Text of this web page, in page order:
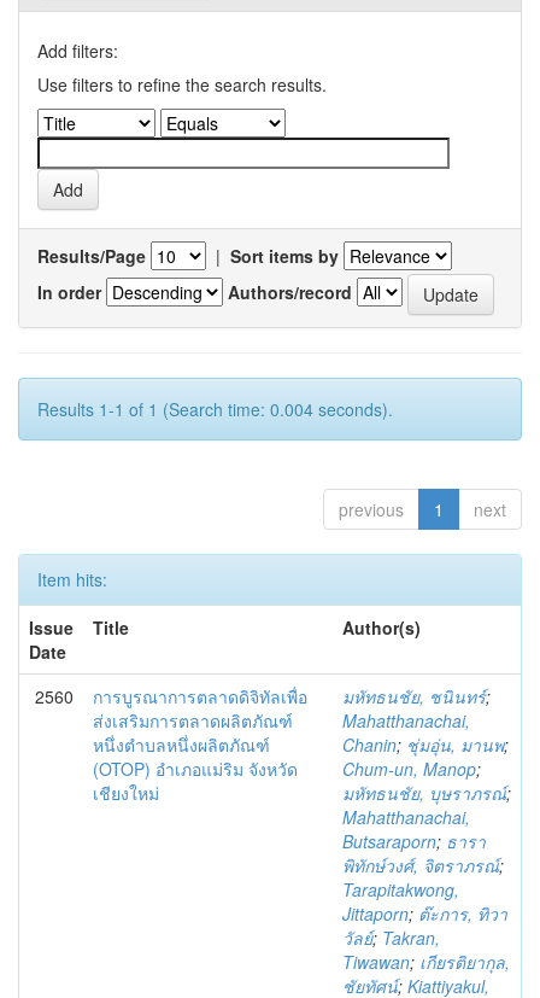
Add filters:
Use filters to refine the search results.
Results/Page | Sort items by
In order
Authors/record
Results 1-1 of 1 (Search time: 0.004 seconds).
previous 1 next
Item hits:
Issue
Date
Title Author(s)
2560
การบูรณาการตลาดดิจิทัลเพื่อ
ส่งเสริมการตลาดผลิตภัณฑ์
หนึ่งตำบลหนึ่งผลิตภัณฑ์
(OTOP) อำเภอแม่ริม จังหวัด
เชียงใหม่
มหัทธนชัย, ชนินทร์;
Mahatthanachai,
Chanin; ชุ่มอุ่น, มานพ;
Chum-un, Manop;
มหัทธนชัย, บุษราภรณ์;
Mahatthanachai,
Butsaraporn; ธารา
พิทักษ์วงศ์, จิตราภรณ์;
Tarapitakwong,
Jittaporn; ต๊ะการ, ทิวา
วัลย์; Takran,
Tiwawan; เกียรติยากุล,
ชัยทัศน์; Kiattiyakul,